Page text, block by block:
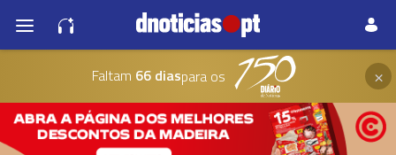
Faltam 66 diaspara os ×